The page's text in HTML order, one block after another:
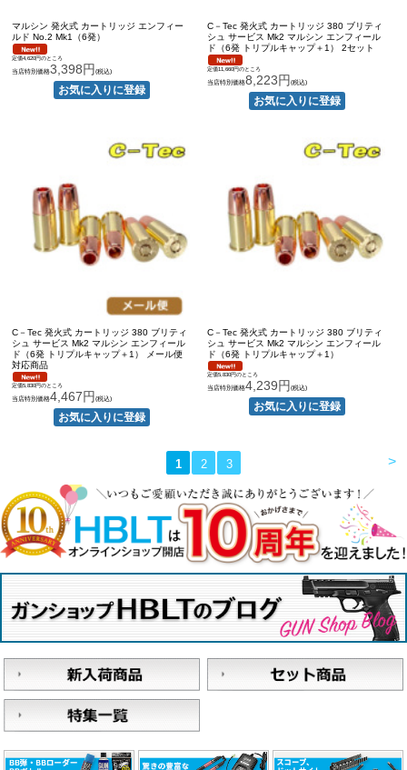
マルシン 発火式 カートリッジ エンフィー
ルド No.2 Mk1（6発）
定価4,620円のところ
当店特別価格3,398円(税込)
C－Tec 発火式 カートリッジ 380 ブリティ
シュ サービス Mk2 マルシン エンフィール
ド（6発 トリプルキャップ＋1） 2セット
定価11,660円のところ
当店特別価格8,223円(税込)
C－Tec 発火式 カートリッジ 380 ブリティ
シュ サービス Mk2 マルシン エンフィール
ド（6発 トリプルキャップ＋1） メール便
対応商品
定価5,830円のところ
当店特別価格4,467円(税込)
C－Tec 発火式 カートリッジ 380 ブリティ
シュ サービス Mk2 マルシン エンフィール
ド（6発 トリプルキャップ＋1）
定価5,830円のところ
当店特別価格4,239円(税込)
>
1 2 3